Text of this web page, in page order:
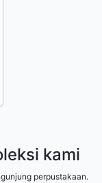
kami
perpustakaan.